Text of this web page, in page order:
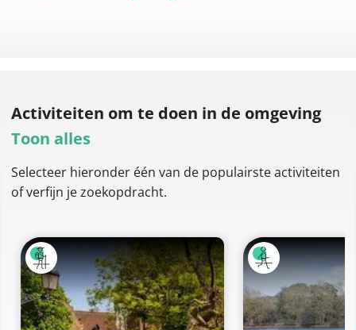
Activiteiten om te doen in de omgeving
Toon alles
Selecteer hieronder één van de populairste activiteiten
of verfijn je zoekopdracht.